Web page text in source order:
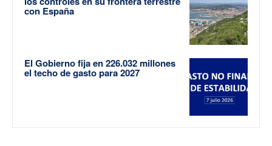
con España
El Gobierno fija en 226.032 millones
el techo de gasto para 2027